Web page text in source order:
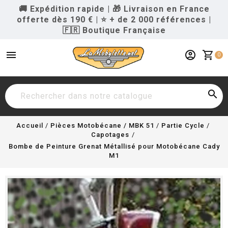
🚚 Expédition rapide | 🎁 Livraison en France
offerte dès 190 € | ⭐ + de 2 000 références |
🇫🇷 Boutique Française
menu shopping_cart 0
account_circle

Accueil Pièces Motobécane / MBK 51
Partie Cycle
Capotages
Bombe de Peinture Grenat Métallisé pour Motobécane Cady
M1